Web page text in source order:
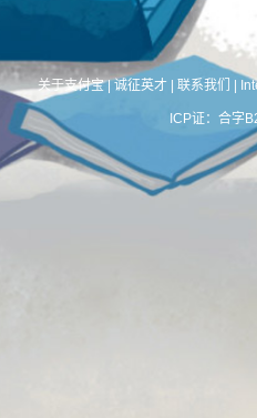
关于支付宝|诚征英才 联系我们
ICP证：合字